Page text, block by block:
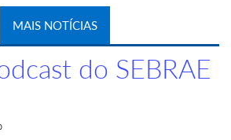
MAIS NOTÍCIAS
do SEBRAE